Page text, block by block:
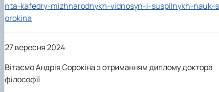
nta-kafedry-mizhnarodnykh-vidnosyn-i-suspilnykh-nauk-s
orokina
27 вересня 2024
Вітаємо Андрія Сорокіна з отриманням диплому доктора
філософії